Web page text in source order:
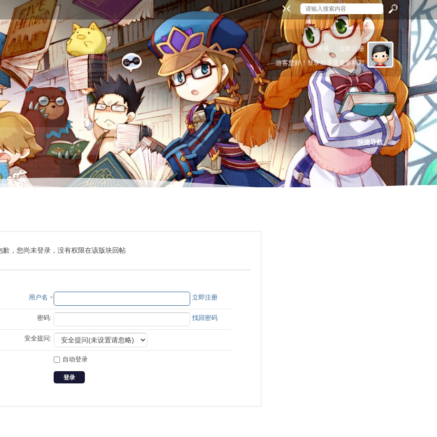
索
登录
立即注册
游客您好！登录后享受更多精彩
快捷导航
歉，您尚未登录，没有权限在该版块回帖
用户名 立即注册
密码: 找回密码
安全提问:
自动登录
登录